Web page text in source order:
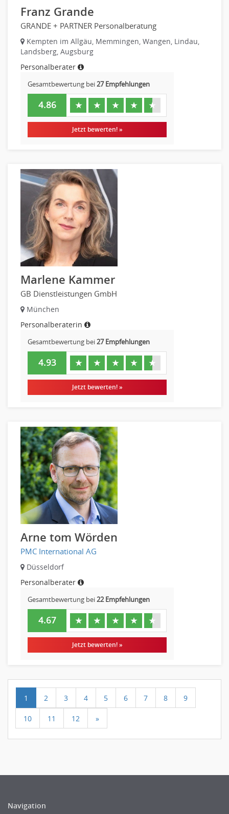
Franz Grande
GRANDE + PARTNER Personalberatung
Kempten im Allgäu, Memmingen, Wangen, Lindau,
Landsberg, Augsburg
Personalberater
Gesamtbewertung bei27 Empfehlungen
4.86 ★ ★ ★ ★ ★
Jetzt bewerten! »
Marlene Kammer
GB Dienstleistungen GmbH
München
Personalberaterin
Gesamtbewertung bei27 Empfehlungen
4.93 ★ ★ ★ ★ ★
Jetzt bewerten! »
Arne tom Wörden
PMC International AG
Düsseldorf
Personalberater
Gesamtbewertung bei22 Empfehlungen
4.67 ★ ★ ★ ★ ★
Jetzt bewerten! »
1 2 3 4 5 6 7 8 9
10 11 12 »
Navigation